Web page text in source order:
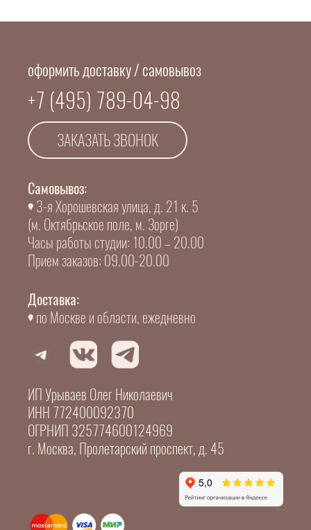
оформить доставку / самовывоз
+7 (495) 789-04-98
ЗАКАЗАТЬ ЗВОНОК
Самовывоз:
3-я Хорошевская улица, д. 21 к. 5
(м. Октябрьское поле, м. Зорге)
Часы работы студии: 10.00 – 20.00
Прием заказов: 09.00-20.00
Доставка:
по Москве и области, ежедневно
ИП Урываев Олег Николаевич
ИНН 772400092370
ОГРНИП 325774600124969
г. Москва, Пролетарский проспект, д. 45